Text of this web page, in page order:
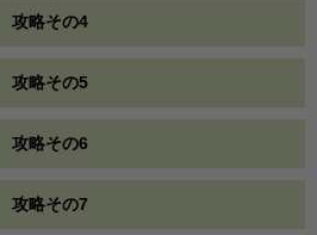
攻略その4
攻略その5
攻略その6
攻略その7